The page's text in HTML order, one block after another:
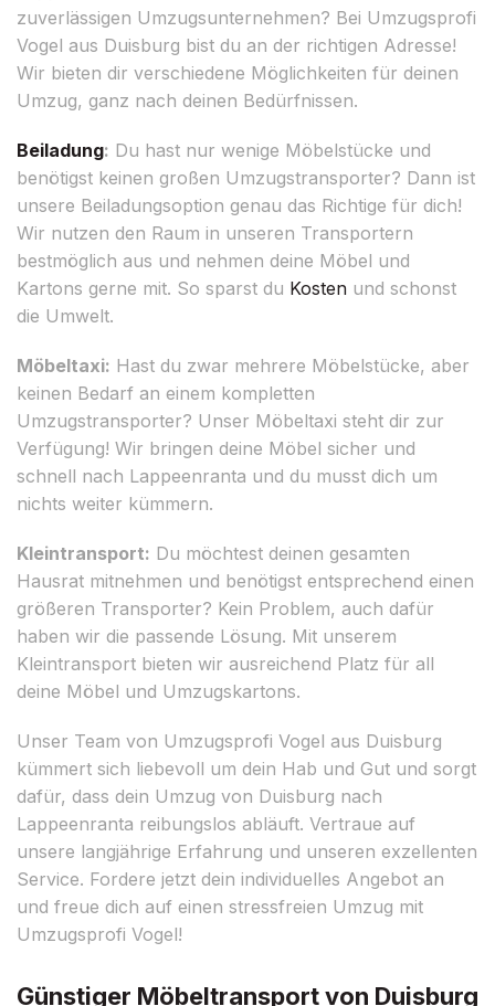
zuverlässigen Umzugsunternehmen? Bei Umzugsprofi
Vogel aus Duisburg bist du an der richtigen Adresse!
Wir bieten dir verschiedene Möglichkeiten für deinen
Umzug, ganz nach deinen Bedürfnissen.
Beiladung: Du hast nur wenige Möbelstücke und
benötigst keinen großen Umzugstransporter? Dann ist
unsere Beiladungsoption genau das Richtige für dich!
Wir nutzen den Raum in unseren Transportern
bestmöglich aus und nehmen deine Möbel und
Kartons gerne mit. So sparst du Kosten und schonst
die Umwelt.
Möbeltaxi: Hast du zwar mehrere Möbelstücke, aber
keinen Bedarf an einem kompletten
Umzugstransporter? Unser Möbeltaxi steht dir zur
Verfügung! Wir bringen deine Möbel sicher und
schnell nach Lappeenranta und du musst dich um
nichts weiter kümmern.
Kleintransport: Du möchtest deinen gesamten
Hausrat mitnehmen und benötigst entsprechend einen
größeren Transporter? Kein Problem, auch dafür
haben wir die passende Lösung. Mit unserem
Kleintransport bieten wir ausreichend Platz für all
deine Möbel und Umzugskartons.
Unser Team von Umzugsprofi Vogel aus Duisburg
kümmert sich liebevoll um dein Hab und Gut und sorgt
dafür, dass dein Umzug von Duisburg nach
Lappeenranta reibungslos abläuft. Vertraue auf
unsere langjährige Erfahrung und unseren exzellenten
Service. Fordere jetzt dein individuelles Angebot an
und freue dich auf einen stressfreien Umzug mit
Umzugsprofi Vogel!
Günstiger Möbeltransport von Duisburg